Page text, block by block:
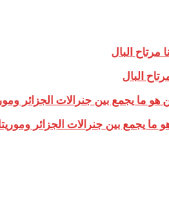
البال
يجمع بين جنرالات الجزائر